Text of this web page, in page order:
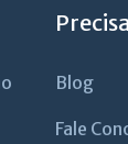
Blog
Fale